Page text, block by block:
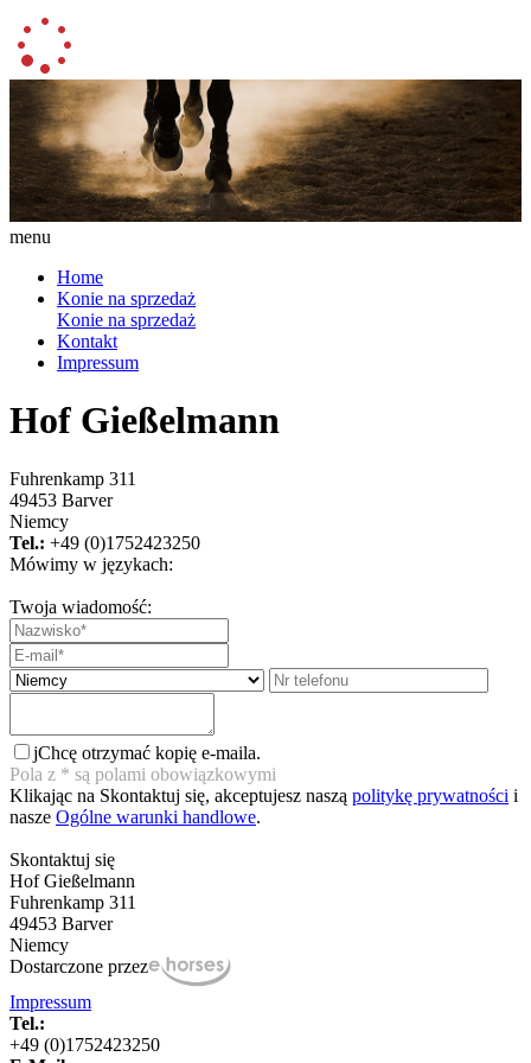
menu
Home
Konie na sprzedaż
Konie na sprzedaż
Kontakt
Impressum
Hof Gießelmann
Fuhrenkamp 311
49453 Barver
Niemcy
Tel.: +49 (0)1752423250
Mówimy w językach:
Twoja wiadomość:
jChcę otrzymać kopię e-maila.
Pola z * są polami obowiązkowymi
Klikając na Skontaktuj się, akceptujesz naszą politykę prywatności i
nasze Ogólne warunki handlowe.
Skontaktuj się
Hof Gießelmann
Fuhrenkamp 311
49453 Barver
Niemcy
Dostarczone przez
Impressum
Tel.:
+49 (0)1752423250